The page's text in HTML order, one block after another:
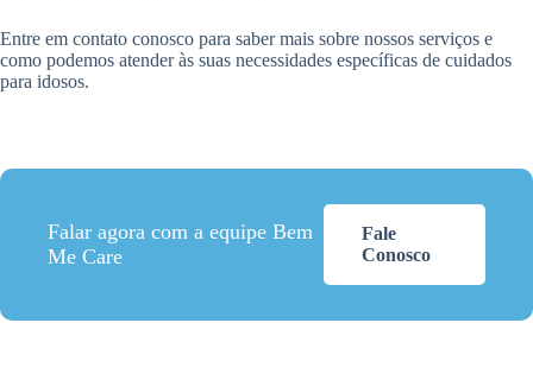
Entre em contato conosco para saber mais sobre nossos serviços e
como podemos atender às suas necessidades específicas de cuidados
para idosos.
Falar agora com a equipe Bem
Me Care
Fale
Conosco